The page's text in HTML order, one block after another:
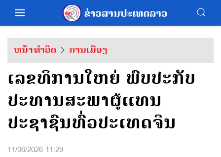
ຫນ້າທຳອິດ ການເມືອງ
ເລຂທິການໃຫຍ່ ພົບປະກັບ
ປະທານສະພາຜູ້ແທນ
ປະຊາຊົນທົ່ວປະເທດຈີນ
11/06/2026 11:29